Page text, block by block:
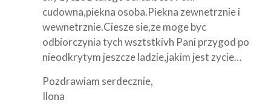
cudowna,piekna osoba.Piekna zewnetrznie i
wewnetrznie.Ciesze sie,ze moge byc
odbiorczynia tych wsztstkivh Pani przygod po
nieodkrytym jeszcze ladzie,jakim jest zycie…
Pozdrawiam serdecznie,
Ilona